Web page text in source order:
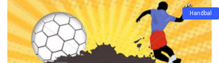
Handbal